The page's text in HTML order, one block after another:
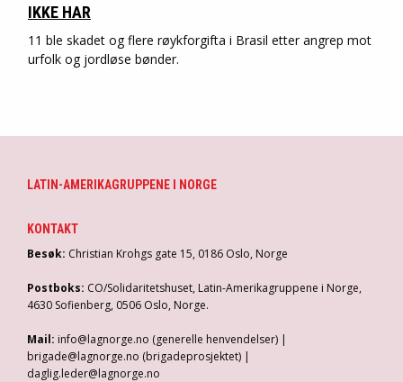
IKKE HAR
11 ble skadet og flere røykforgifta i Brasil etter angrep mot
urfolk og jordløse bønder.
LATIN-AMERIKAGRUPPENE I NORGE
KONTAKT
Besøk: Christian Krohgs gate 15, 0186 Oslo, Norge
Postboks: CO/Solidaritetshuset, Latin-Amerikagruppene i Norge,
4630 Sofienberg, 0506 Oslo, Norge.
Mail: info@lagnorge.no (generelle henvendelser) |
brigade@lagnorge.no (brigadeprosjektet) |
daglig.leder@lagnorge.no